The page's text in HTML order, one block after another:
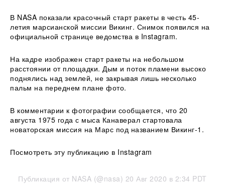
В NASA показали красочный старт ракеты в честь 45-
летия марсианской миссии Викинг. Снимок появился на
официальной странице ведомства в Instagram.
На кадре изображен старт ракеты на небольшом
расстоянии от площадки. Дым и поток пламени высоко
поднялись над землей, не закрывая лишь несколько
пальм на переднем плане фото.
В комментарии к фотографии сообщается, что 20
августа 1975 года с мыса Канаверал стартовала
новаторская миссия на Марс под названием Викинг-1.
Посмотреть эту публикацию в Instagram
Публикация от NASA (@nasa) 20 Авг 2020 в 2:34 PDT